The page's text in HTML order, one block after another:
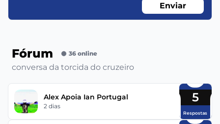
Enviar
Fórum 36 online
conversa da torcida do cruzeiro
Alex Apoia Ian Portugal
2 dias
5
Respostas